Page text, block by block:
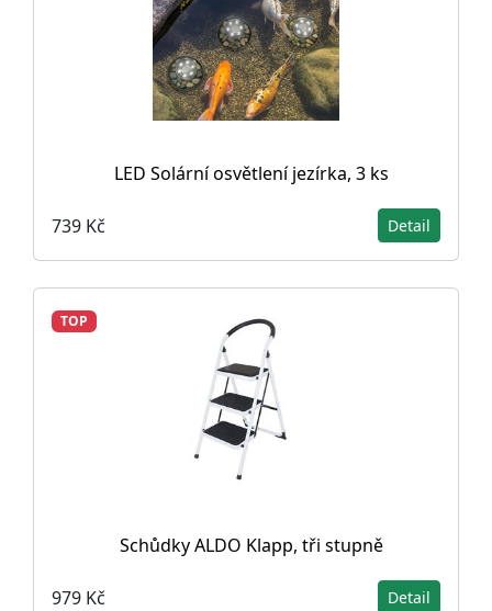
LED Solární osvětlení jezírka, 3 ks
739 Kč Detail
TOP
Schůdky ALDO Klapp, tři stupně
979 Kč Detail